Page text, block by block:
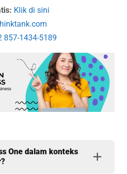
Klik di sini
857-1434-5189
One dalam konteks